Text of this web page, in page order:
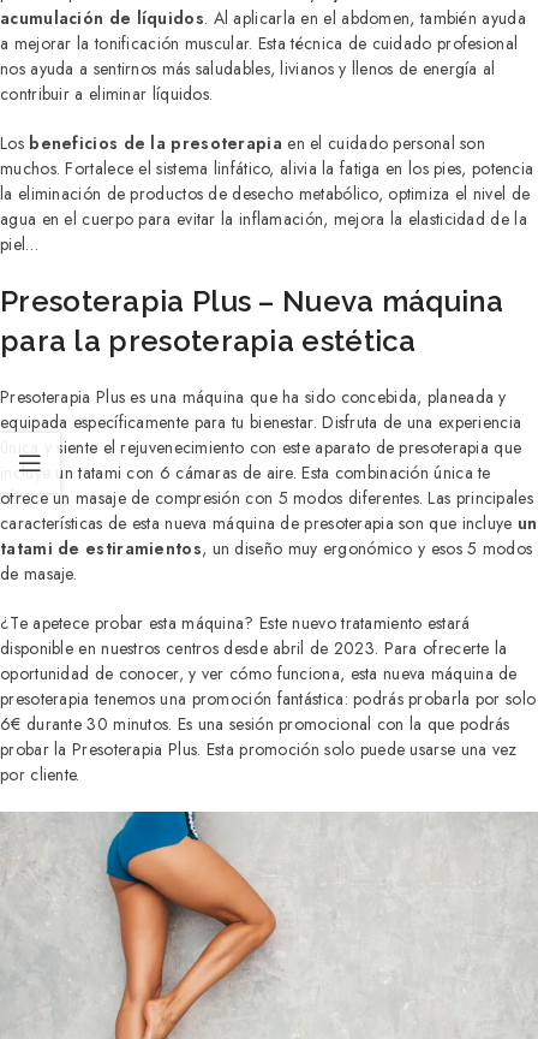
acumulación de líquidos. Al aplicarla en el abdomen, también ayuda
a mejorar la tonificación muscular. Esta técnica de cuidado profesional
nos ayuda a sentirnos más saludables, livianos y llenos de energía al
contribuir a eliminar líquidos.
Los beneficios de la presoterapia en el cuidado personal son
muchos. Fortalece el sistema linfático, alivia la fatiga en los pies, potencia
la eliminación de productos de desecho metabólico, optimiza el nivel de
agua en el cuerpo para evitar la inflamación, mejora la elasticidad de la
piel…
Presoterapia Plus – Nueva máquina
para la presoterapia estética
Presoterapia Plus es una máquina que ha sido concebida, planeada y
equipada específicamente para tu bienestar. Disfruta de una experiencia
única y siente el rejuvenecimiento con este aparato de presoterapia que
incluye un tatami con 6 cámaras de aire. Esta combinación única te
ofrece un masaje de compresión con 5 modos diferentes. Las principales
características de esta nueva máquina de presoterapia son que incluye un
tatami de estiramientos, un diseño muy ergonómico y esos 5 modos
de masaje.
¿Te apetece probar esta máquina? Este nuevo tratamiento estará
disponible en nuestros centros desde abril de 2023. Para ofrecerte la
oportunidad de conocer, y ver cómo funciona, esta nueva máquina de
presoterapia tenemos una promoción fantástica: podrás probarla por solo
6€ durante 30 minutos. Es una sesión promocional con la que podrás
probar la Presoterapia Plus. Esta promoción solo puede usarse una vez
por cliente.